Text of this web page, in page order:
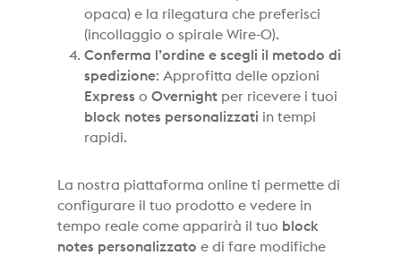
opaca) e la rilegatura che preferisci
(incollaggio o spirale Wire-O).
Conferma l’ordine e scegli il metodo di
spedizione: Approfitta delle opzioni
Express oOvernight per ricevere i tuoi
block notes personalizzati in tempi
rapidi.
La nostra piattaforma online ti permette di
configurare il tuo prodotto e vedere in
tempo reale come apparirà il tuo block
notes personalizzato e di fare modifiche